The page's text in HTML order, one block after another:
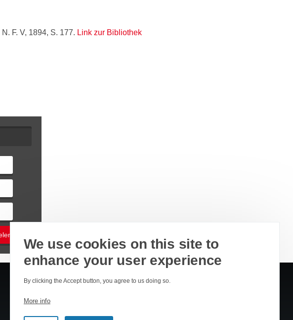
F. V, 1894, S. 177. Link zur Bibliothek
We use cookies on this site to
enhance your user experience
By clicking the Accept button, you agree to us doing so.
More info